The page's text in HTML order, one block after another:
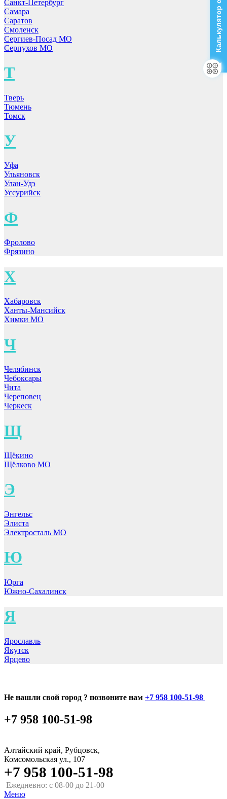
Санкт-Петербург
Самара
Саратов
Смоленск
Сергиев-Посад МО
Серпухов МО
Т
Тверь
Тюмень
Томск
У
Уфа
Ульяновск
Улан-Удэ
Уссурийск
Ф
Фролово
Фрязино
Х
Хабаровск
Ханты-Мансийск
Химки МО
Ч
Челябинск
Чебоксары
Чита
Череповец
Черкеск
Щ
Щёкино
Щёлково МО
Э
Энгельс
Элиста
Электросталь МО
Ю
Юрга
Южно-Сахалинск
Я
Ярославль
Якутск
Ярцево
Не нашли свой город ? позвоните нам +7 958 100-51-98
+7 958 100-51-98
Алтайский край, Рубцовск,
Комсомольская ул., 107
+7 958 100-51-98
Ежедневно: с 08-00 до 21-00
Меню